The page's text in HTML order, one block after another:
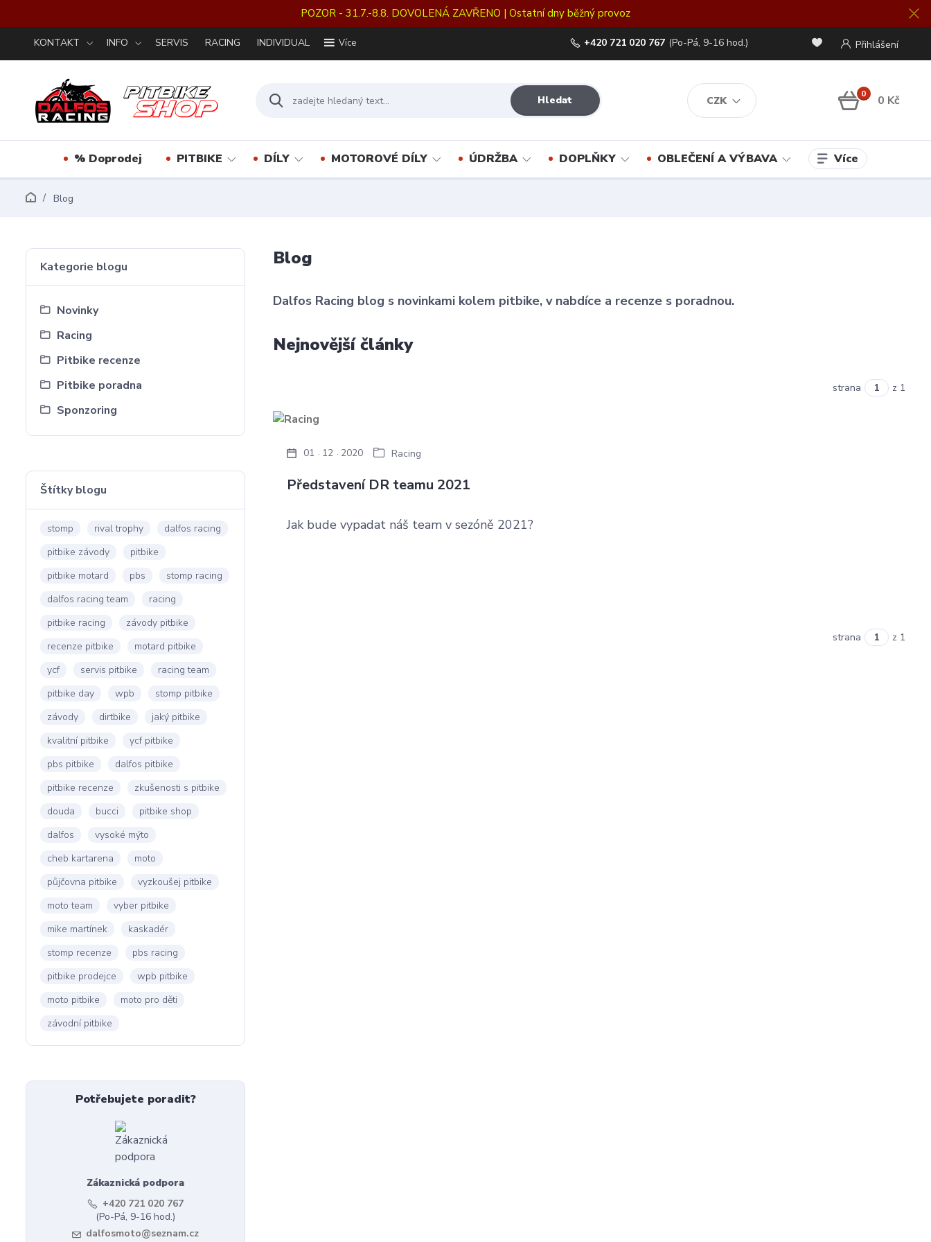
POZOR - 31.7.-8.8. DOVOLENÁ ZAVŘENO | Ostatní dny běžný provoz
KONTAKT INFO SERVIS RACING INDIVIDUAL Více
CZK
Přihlášení
Hledat
+420 721 020 767 (Po-Pá, 9-16 hod.)
0 0 Kč
% Doprodej PITBIKE DÍLY MOTOROVÉ DÍLY ÚDRŽBA DOPLŇKY OBLEČENÍ A VÝBAVA Více
Blog
Kategorie blogu
Novinky
Racing
Pitbike recenze
Pitbike poradna
Sponzoring
Štítky blogu
stomp rival trophy
dalfos racing
pitbike závody
pitbike
pitbike motard
pbs
stomp racing
dalfos racing team
racing
pitbike racing
závody pitbike
recenze pitbike
motard pitbike
ycf
servis pitbike
racing team
pitbike day
wpb
stomp pitbike
závody
dirtbike
jaký pitbike
kvalitní pitbike
ycf pitbike
pbs pitbike
dalfos pitbike
pitbike recenze
zkušenosti s pitbike
douda
bucci
pitbike shop
dalfos
vysoké mýto
cheb kartarena
moto
půjčovna pitbike
vyzkoušej pitbike
moto team
vyber pitbike
mike martínek
kaskadér
stomp recenze
pbs racing
pitbike prodejce
wpb pitbike
moto pitbike
moto pro děti
závodní pitbike
Potřebujete poradit?
Zákaznická podpora
+420 721 020 767
(Po-Pá, 9-16 hod.)
dalfosmoto@seznam.cz
Blog
Dalfos Racing blog s novinkami kolem pitbike, v nabdíce a recenze s poradnou.
Nejnovější články
strana z 1
Představení DR teamu 2021
01 12 2020 Racing
Jak bude vypadat náš team v sezóně 2021?
strana z 1